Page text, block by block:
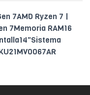
7AMD Ryzen 7 |
7Memoria RAM16